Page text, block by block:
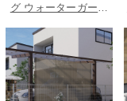
グ ウォーターガード
ベージュ 3000